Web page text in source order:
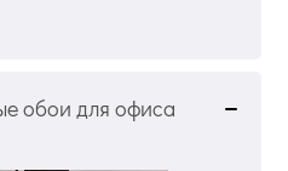
обои для офиса